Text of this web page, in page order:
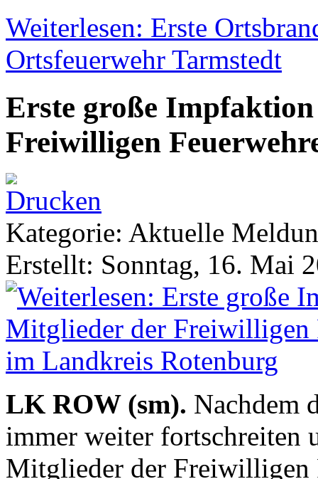
Weiterlesen: Erste
Ortsfeuerwehr Tarmstedt
Erste große
Freiwilligen
Kategorie: Aktuelle
Erstellt: Sonntag, 16. Mai
LK ROW (sm). Nachdem
immer weiter fortschreiten
Mitglieder der Freiwilligen